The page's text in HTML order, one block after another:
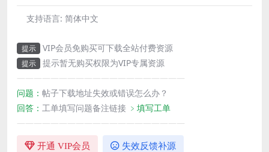
支持语言: 简体中文
提示 VIP会员免购买可下载全站付费资源
提示
提示暂无购买权限为VIP专属资源
————————————————————
问题： 帖子下载地址失效或错误怎么办？
回答： 工单填写问题备注链接 ﹥填写工单
————————————————————
开通 VIP会员 失效反馈补源